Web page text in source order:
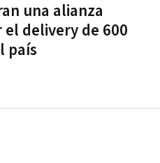
una alianza
delivery de 600
país